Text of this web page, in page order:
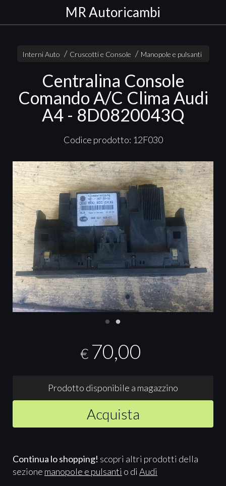
MR Autoricambi
Interni Auto Cruscotti e Console Manopole e pulsanti
Centralina Console
Comando A/C Clima Audi
A4 - 8D0820043Q
Codice prodotto: 12F030
€ 70,00
Prodotto disponibile a magazzino
Acquista
Continua lo shopping! scopri altri prodotti della
sezione manopole e pulsanti o di Audi